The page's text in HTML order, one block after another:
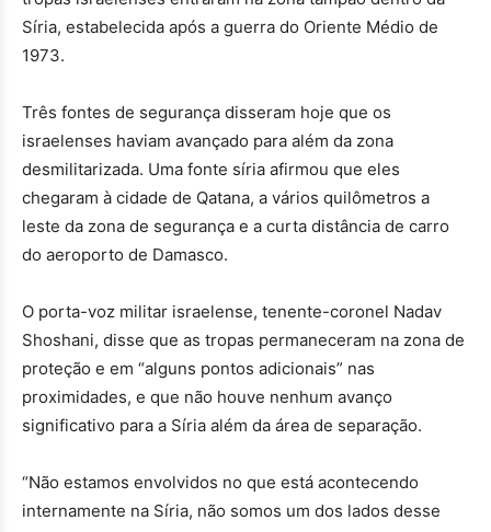
Síria, estabelecida após a guerra do Oriente Médio de
1973.
Três fontes de segurança disseram hoje que os
israelenses haviam avançado para além da zona
desmilitarizada. Uma fonte síria afirmou que eles
chegaram à cidade de Qatana, a vários quilômetros a
leste da zona de segurança e a curta distância de carro
do aeroporto de Damasco.
O porta-voz militar israelense, tenente-coronel Nadav
Shoshani, disse que as tropas permaneceram na zona de
proteção e em “alguns pontos adicionais” nas
proximidades, e que não houve nenhum avanço
significativo para a Síria além da área de separação.
“Não estamos envolvidos no que está acontecendo
internamente na Síria, não somos um dos lados desse